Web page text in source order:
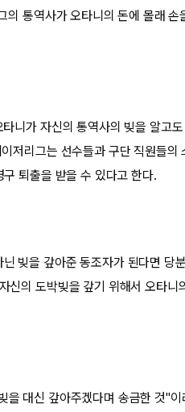
통역사가 오타니의 돈에 몰래
니가 자신의 통역사의 빚을 알고
저리그는 선수들과 구단 직원들
퇴출을 받을 수 있다고 한다.
빚을 갚아준 동조자가 된다면 당
신의 도박빚을 갚기 위해서 오타
을 대신 갚아주겠다며 송금한 것"